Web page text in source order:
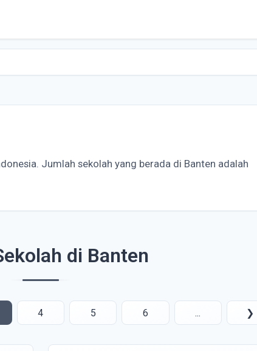
Jumlah sekolah yang berada di Banten adalah
di Banten
4 5 6 ... ❯